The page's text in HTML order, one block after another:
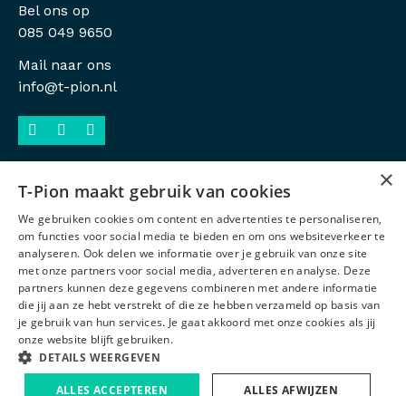
Bel ons op
085 049 9650
Mail naar ons
info@t-pion.nl
Sitemap
Privacy
Antidiscriminatiebeleid
Voorwaarden
Certificeringen
×
T-Pion maakt gebruik van cookies
We gebruiken cookies om content en advertenties te personaliseren,
om functies voor social media te bieden en om ons websiteverkeer te
analyseren. Ook delen we informatie over je gebruik van onze site
met onze partners voor social media, adverteren en analyse. Deze
partners kunnen deze gegevens combineren met andere informatie
die jij aan ze hebt verstrekt of die ze hebben verzameld op basis van
je gebruik van hun services. Je gaat akkoord met onze cookies als jij
onze website blijft gebruiken.
DETAILS WEERGEVEN
ALLES ACCEPTEREN ALLES AFWIJZEN